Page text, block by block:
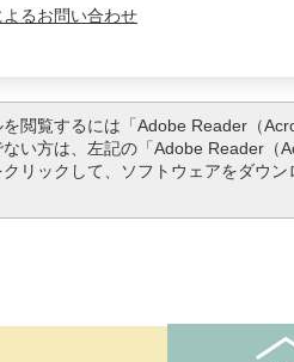
るお問い合わせ
を閲覧するには「Adobe Reader（
い方は、左記の「Adobe Reader（
リックして、ソフトウェアをダウ